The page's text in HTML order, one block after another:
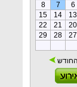
6
7
8
13
14
15
20
21
22
27
28
29